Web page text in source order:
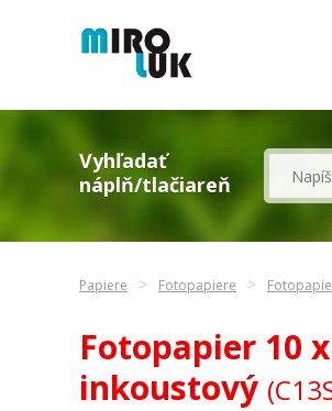
Vyhľadať
náplň/tlačiareň
Papiere Fotopapiere
Fotopapier 10
inkoustový